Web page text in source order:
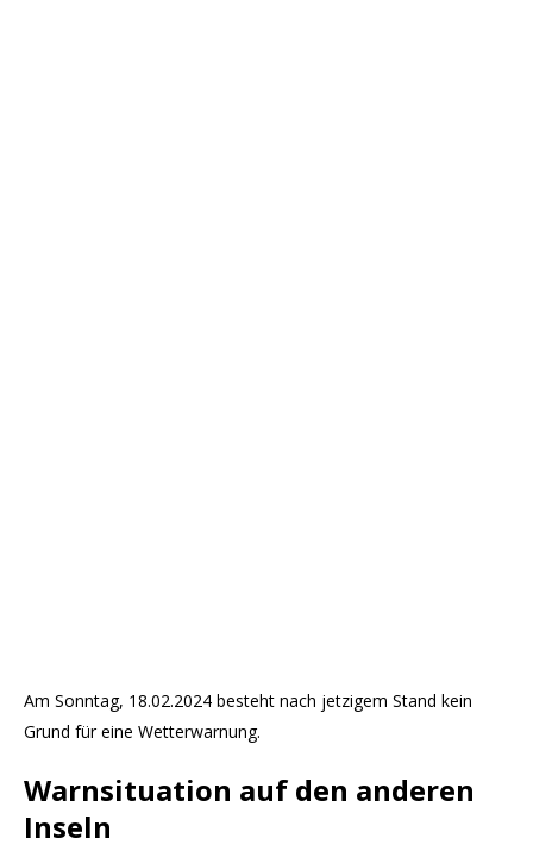
Am Sonntag, 18.02.2024 besteht nach jetzigem Stand kein
Grund für eine Wetterwarnung.
Warnsituation auf den anderen
Inseln